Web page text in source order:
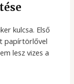
kulcsa. Első
papírtörlővel
lesz vizes a